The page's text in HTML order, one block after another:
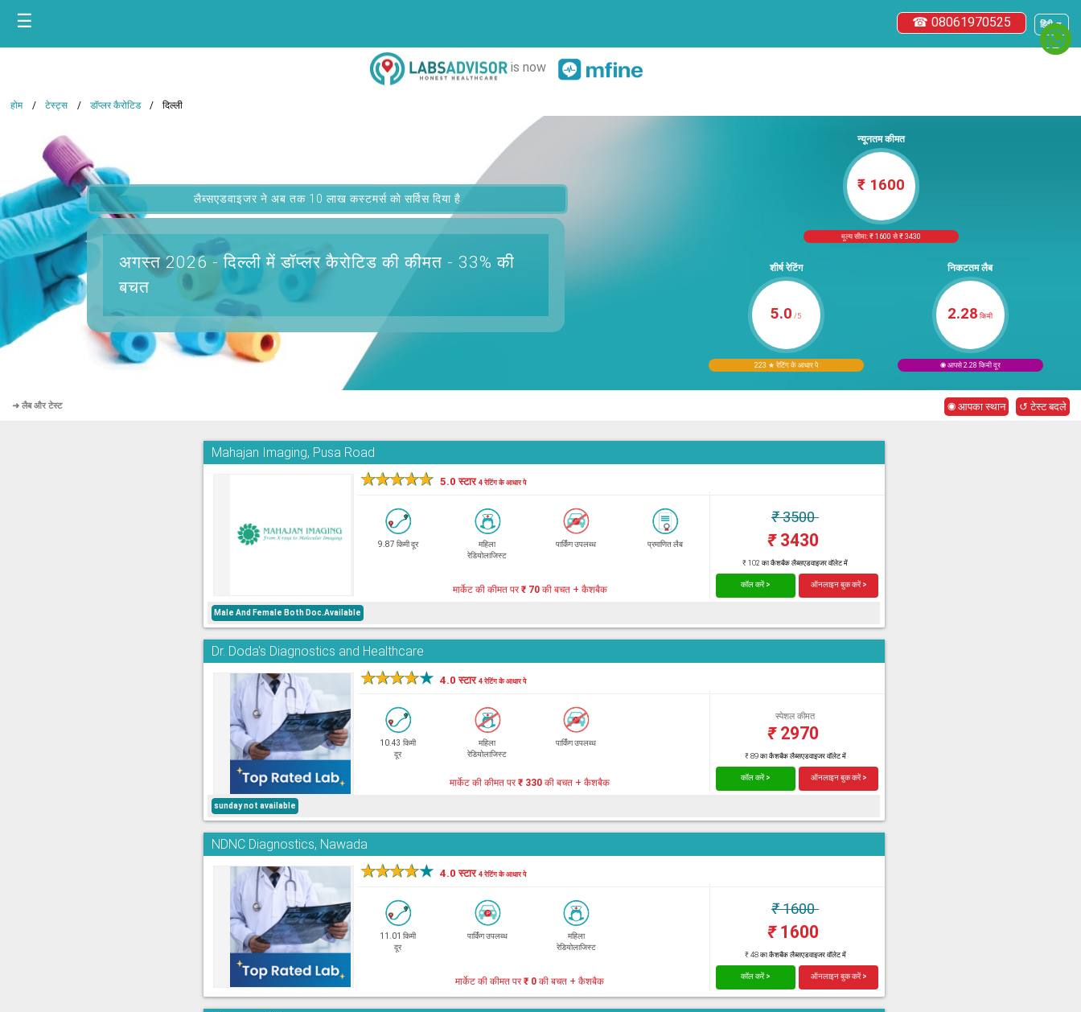
हिंदी ▼
☎ 08061970525
☰
is now
होम टेस्ट्स डॉप्लर कैरोटिड दिल्ली
लैब्सएडवाइजर ने अब तक 10 लाख कस्टमर्स को सर्विस दिया है
अगस्त 2026 -दिल्ली में डॉप्लर कैरोटिड की कीमत - 33% की
बचत
न्यूनतम कीमत
₹ 1600
मूल्य सीमा: ₹ 1600 से ₹ 3430
शीर्ष रेटिंग
5.0 /5
223 ★ रेटिंग के आधार पे
निकटतम लैब
2.28 किमी
◉ आपसे 2.28 किमी दूर
➜ लैब और टेस्ट ◉ आपका स्थान ↺ टेस्ट बदले
Mahajan Imaging, Pusa Road
★★★★★ 5.0 स्टार4 रेटिंग के आधार पे
9.87 किमी दूर
महिला
रेडियोलाजिस्ट
पार्किंग उपलब्ध प्रमाणित लैब
₹3500
₹3430
₹ 102 का कैशबैक लैब्सएडवाइजर वॉलेट में
मार्केट की कीमत पर₹ 70की बचत + कैशबैक कॉल करें > ऑनलाइन बुक करें >
Male And Female Both Doc.Available
Dr. Doda's Diagnostics and Healthcare
★★★★★ 4.0 स्टार4 रेटिंग के आधार पे
10.43 किमी
दूर
महिला
रेडियोलाजिस्ट
पार्किंग उपलब्ध
स्पेशल कीमत
₹2970
₹ 89 का कैशबैक लैब्सएडवाइजर वॉलेट में
मार्केट की कीमत पर₹ 330 की बचत + कैशबैक कॉल करें > ऑनलाइन बुक करें >
sunday not available
NDNC Diagnostics, Nawada
★★★★★ 4.0 स्टार4 रेटिंग के आधार पे
11.01 किमी
दूर
पार्किंग उपलब्ध
महिला
रेडियोलाजिस्ट
₹1600
₹1600
₹ 48 का कैशबैक लैब्सएडवाइजर वॉलेट में
मार्केट की कीमत पर₹ 0 की बचत + कैशबैक कॉल करें > ऑनलाइन बुक करें >